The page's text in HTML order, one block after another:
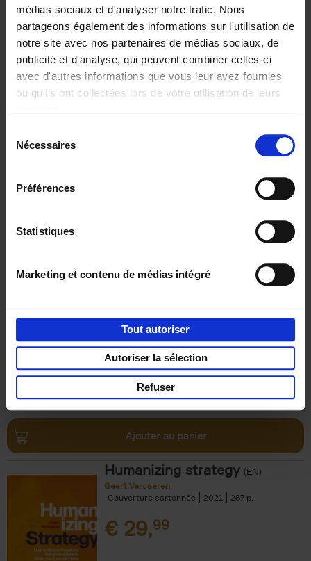
médias sociaux et d'analyser notre trafic. Nous
partageons également des informations sur l'utilisation de
notre site avec nos partenaires de médias sociaux, de
publicité et d'analyse, qui peuvent combiner celles-ci
avec d'autres informations que vous leur avez fournies
ou qu'ils ont collectées lors de votre utilisation de leurs
Nécessaires
Préférences
Statistiques
Marketing et contenu de médias intégré
Tout autoriser
Autoriser la sélection
Refuser
Ajouter au panier
The Digital Leadership
Practice Test
The Offer You Can't
€37,50
Ajouter au panier
Humanizing strategy (EN)
Geert Vercaeren
Couverture cartonnée
2021 287
€ 29,99